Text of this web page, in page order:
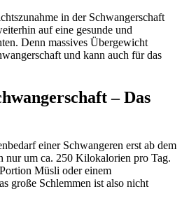
in der Schwangerschaft
auf eine gesunde und
Denn massives Übergewicht
und kann auch für das
– Das
einer Schwangeren erst ab dem
nur um ca. 250 Kilokalorien pro Tag.
Müsli oder einem
große Schlemmen ist also nicht